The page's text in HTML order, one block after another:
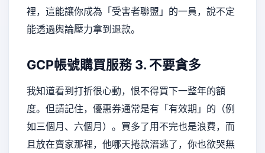
裡，這能讓你成為「受害者聯盟」的一員，說不定
能透過輿論壓力拿到退款。
GCP帳號購買服務3. 不要貪多
我知道看到打折很心動，恨不得買下一整年的額
度。但請記住，優惠券通常是有「有效期」的（例
如三個月、六個月）。買多了用不完也是浪費，而
且放在賣家那裡，他哪天捲款潛逃了，你也欲哭無